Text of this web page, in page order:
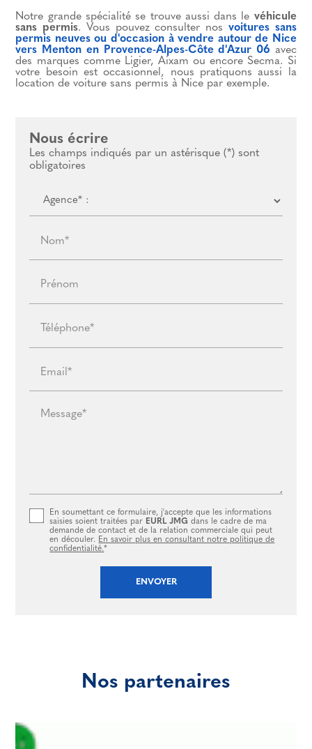
Notre grande spécialité se trouve aussi dans le véhicule
sans permis. Vous pouvez consulter nos voitures sans
permis neuves ou d'occasion à vendre autour de Nice
vers Menton en Provence-Alpes-Côte d'Azur 06 avec
des marques comme Ligier, Aixam ou encore Secma. Si
votre besoin est occasionnel, nous pratiquons aussi la
location de voiture sans permis à Nice par exemple.
Nous écrire
Les champs indiqués par un astérisque (*) sont
obligatoires
Nom*
Prénom
Téléphone*
Email*
Message*
En soumettant ce formulaire, j'accepte que les informations
saisies soient traitées par EURL JMG dans le cadre de ma
demande de contact et de la relation commerciale qui peut
en découler. En savoir plus en consultant notre politique de
confidentialité.*
Nos partenaires